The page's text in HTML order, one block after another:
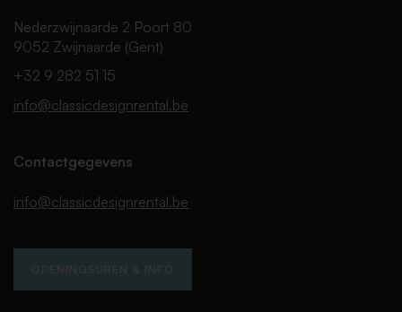
Nederzwijnaarde 2 Poort 80
9052 Zwijnaarde (Gent)
+32 9 282 51 15
info@classicdesignrental.be
Contactgegevens
info@classicdesignrental.be
OPENINGSUREN & INFO